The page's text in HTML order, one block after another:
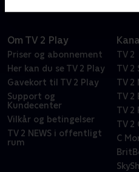
Om TV 2 Play
Priser og abonnement
Her kan du se TV 2 Play
Gavekort til TV 2 Play
Support og
Kundecenter
Vilkår og betingelser
TV 2 NEWS i offentligt
rum
TV 2
TV 2
TV 2
TV 2
TV 2
TV 2
C